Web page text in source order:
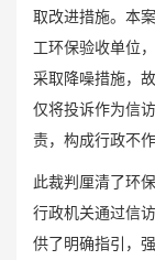
取改进措施。本
工环保验收单位
采取降噪措施，
仅将投诉作为信
责，构成行政不作
此裁判厘清了环
行政机关通过信
供了明确指引，